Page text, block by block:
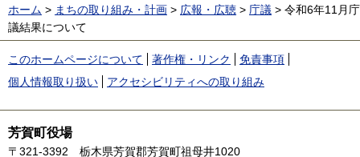
ホーム > まちの取り組み・計画 > 広報・広聴 > 庁議 > 令和6年11月庁
議結果について
このホームページについて 著作権・リンク
免責事項
個人情報取り扱い
アクセシビリティへの取り組み
芳賀町役場
〒321-3392 栃木県芳賀郡芳賀町祖母井1020